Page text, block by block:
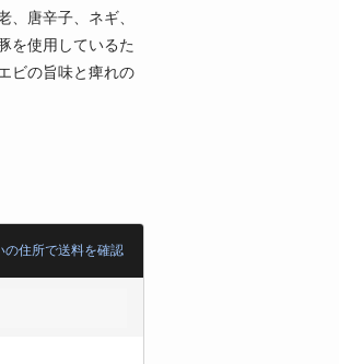
唐辛子、ネギ、
を使用しているた
ビの旨味と痺れの
の住所で送料を確認